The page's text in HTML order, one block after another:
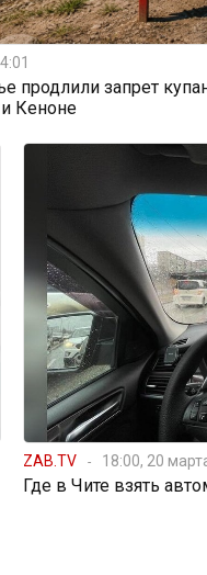
продлили запрет
Кеноне
ZAB.TV 18:00, 20
Где в Чите взять